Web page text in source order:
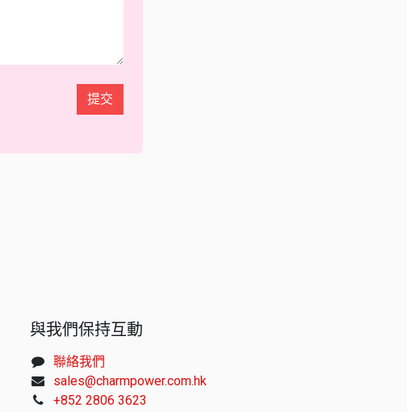
提交
與我們保持互動
聯絡我們
sales@charmpower.com.hk
+852 2806 3623